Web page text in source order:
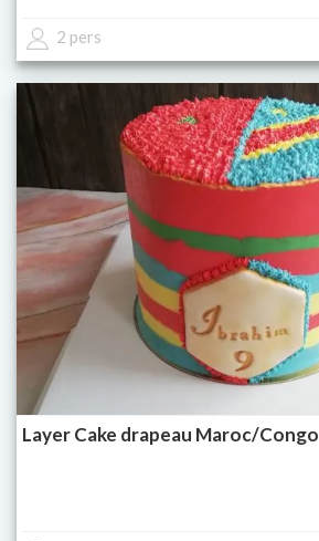
2 pers
Layer Cake drapeau Maroc/Congo